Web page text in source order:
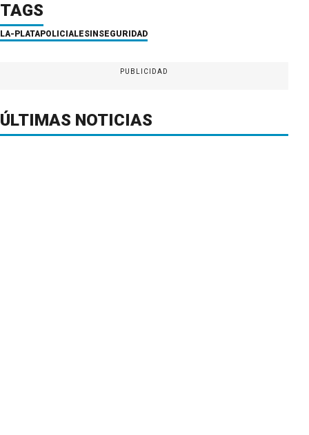
TAGS
LA-PLATA POLICIALES INSEGURIDAD
PUBLICIDAD
ÚLTIMAS NOTICIAS